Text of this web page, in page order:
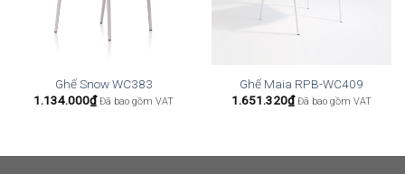
Ghế Snow WC383
1.134.000₫ Đã bao gồm VAT
Ghế Maia RPB-WC409
1.651.320₫ Đã bao gồm VAT